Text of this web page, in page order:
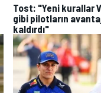
Tost: "Yeni kurallar
gibi pilotların
kaldırdı"